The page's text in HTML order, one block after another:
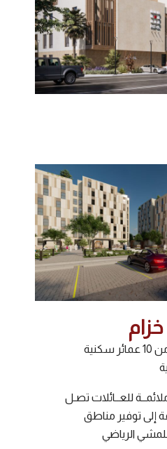
احد مشاريع NHC يتكون من 10 عمائر سكنية
للعــائلات تصـل
إلى توفير مناطق
الرياضي